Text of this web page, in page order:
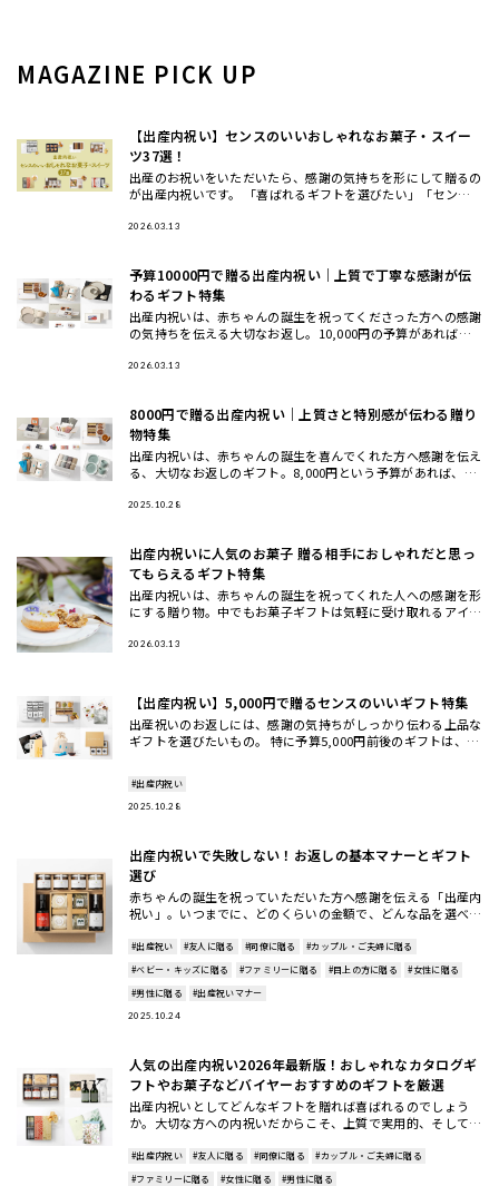
MAGAZINE PICK UP
【出産内祝い】センスのいいおしゃれなお菓子・スイー
ツ37選！
出産のお祝いをいただいたら、感謝の気持ちを形にして贈るの
が出産内祝いです。 「喜ばれるギフトを選びたい」「センス
バイヤー
2026.03.13
予算10000円で贈る出産内祝い｜上質で丁寧な感謝が伝
わるギフト特集
出産内祝いは、赤ちゃんの誕生を祝ってくださった方への感謝
の気持ちを伝える大切なお返し。10,000円の予算があれば、
お返し”
2026.03.13
8000円で贈る出産内祝い｜上質さと特別感が伝わる贈り
物特集
出産内祝いは、赤ちゃんの誕生を喜んでくれた方へ感謝を伝え
る、大切なお返しのギフト。8,000円という予算があれば、少
としてし
2025.10.28
出産内祝いに人気のお菓子 贈る相手におしゃれだと思っ
てもらえるギフト特集
出産内祝いは、赤ちゃんの誕生を祝ってくれた人への感謝を形
にする贈り物。中でもお菓子ギフトは気軽に受け取れるアイテ
まざまです。
2026.03.13
【出産内祝い】5,000円で贈るセンスのいいギフト特集
出産祝いのお返しには、感謝の気持ちがしっかり伝わる上品な
ギフトを選びたいもの。 特に予算5,000円前後のギフトは、選
#出産内祝い
2025.10.28
出産内祝いで失敗しない！お返しの基本マナーとギフト
選び
赤ちゃんの誕生を祝っていただいた方へ感謝を伝える「出産内
祝い」。いつまでに、どのくらいの金額で、どんな品を選べば
#出産祝い #友人に贈る #同僚に贈る
#カップル・ご夫婦に贈る
#ベビー・キッズに贈る
#ファミリーに贈る #目上の方に贈る
#女性に贈る
#男性に贈る
#出産祝いマナー
2025.10.24
人気の出産内祝い2026年最新版！おしゃれなカタログギ
フトやお菓子などバイヤーおすすめのギフトを厳選
出産内祝いとしてどんなギフトを贈れば喜ばれるのでしょう
か。大切な方への内祝いだからこそ、上質で実用的、そして相
事では、202
#出産内祝い #友人に贈る #同僚に贈る
#カップル・ご夫婦に贈る
#ファミリーに贈る
#女性に贈る #男性に贈る